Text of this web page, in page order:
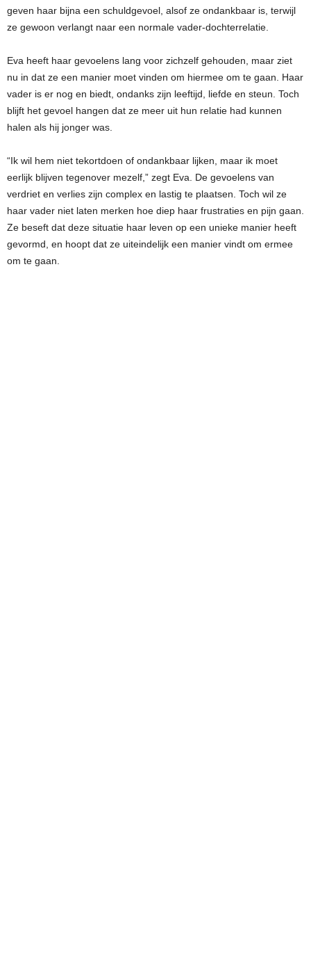
geven haar bijna een schuldgevoel, alsof ze ondankbaar is, terwijl
ze gewoon verlangt naar een normale vader-dochterrelatie.
Eva heeft haar gevoelens lang voor zichzelf gehouden, maar ziet
nu in dat ze een manier moet vinden om hiermee om te gaan. Haar
vader is er nog en biedt, ondanks zijn leeftijd, liefde en steun. Toch
blijft het gevoel hangen dat ze meer uit hun relatie had kunnen
halen als hij jonger was.
“Ik wil hem niet tekortdoen of ondankbaar lijken, maar ik moet
eerlijk blijven tegenover mezelf,” zegt Eva. De gevoelens van
verdriet en verlies zijn complex en lastig te plaatsen. Toch wil ze
haar vader niet laten merken hoe diep haar frustraties en pijn gaan.
Ze beseft dat deze situatie haar leven op een unieke manier heeft
gevormd, en hoopt dat ze uiteindelijk een manier vindt om ermee
om te gaan.